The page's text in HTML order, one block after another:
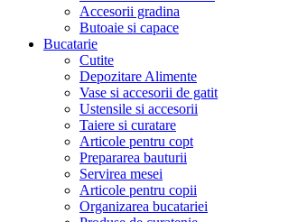
Accesorii gradina
Butoaie si capace
Bucatarie
Cutite
Depozitare Alimente
Vase si accesorii de gatit
Ustensile si accesorii
Taiere si curatare
Articole pentru copt
Prepararea bauturii
Servirea mesei
Articole pentru copii
Organizarea bucatariei